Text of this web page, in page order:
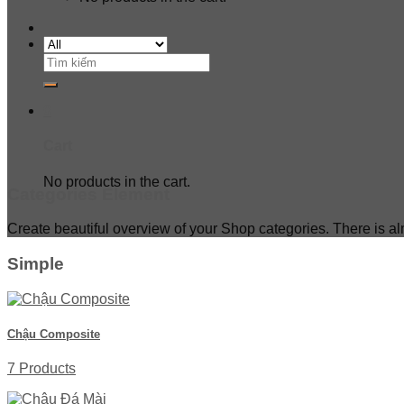
Search
for:
No products in the cart.
Categories Element
Create beautiful overview of your Shop categories. There is
Simple
Chậu Composite
7 Products